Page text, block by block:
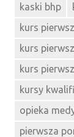
kaski bhp
kurs
kurs
kurs
kursy
opieka
pierwsza